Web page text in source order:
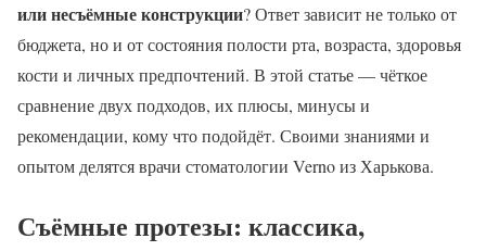
или несъёмные конструкции? Ответ зависит не только от
бюджета, но и от состояния полости рта, возраста, здоровья
кости и личных предпочтений. В этой статье — чёткое
сравнение двух подходов, их плюсы, минусы и
рекомендации, кому что подойдёт. Своими знаниями и
опытом делятся врачи стоматологии Verno из Харькова.
Съёмные протезы: классика,